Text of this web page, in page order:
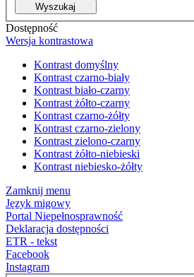
Wyszukaj
Dostępność
Wersja kontrastowa
Kontrast domyślny
Kontrast czarno-biały
Kontrast biało-czarny
Kontrast żółto-czarny
Kontrast czarno-żółty
Kontrast czarno-zielony
Kontrast zielono-czarny
Kontrast żółto-niebieski
Kontrast niebiesko-żółty
Zamknij menu
Język migowy
Portal Niepełnosprawność
Deklaracja dostępności
ETR - tekst
Facebook
Instagram